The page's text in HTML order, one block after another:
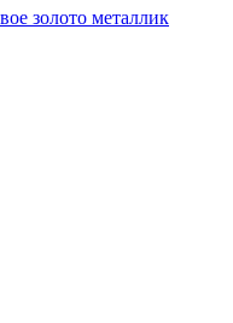
золото металлик